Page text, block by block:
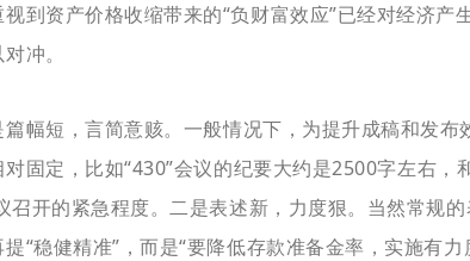
到资产价格收缩带来的“负财富效应”已经对经济产
冲。
篇幅短，言简意赅。一般情况下，为提升成稿和发
固定，比如“430”会议的纪要大约是2500字左右，
开的紧急程度。二是表述新，力度狠。当然常规
“稳健精准”，而是“要降低存款准备金率，实施有